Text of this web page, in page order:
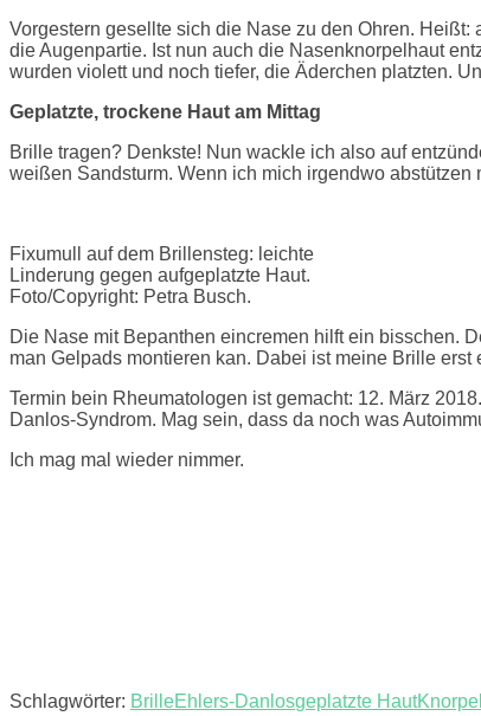
Vorgestern gesellte sich die Nase zu den Ohren.
die Augenpartie. Ist nun auch die Nasenknorpelhaut
wurden violett und noch tiefer, die Äderchen platzten.
Geplatzte, trockene Haut am Mittag
Brille tragen? Denkste! Nun wackle ich also auf
weißen Sandsturm. Wenn ich mich irgendwo
Fixumull auf dem Brillensteg: leichte
Linderung gegen aufgeplatzte Haut.
Foto/Copyright: Petra Busch.
Die Nase mit Bepanthen eincremen hilft ein bisschen.
man Gelpads montieren kan. Dabei ist meine Brille erst
Termin bein Rheumatologen ist gemacht: 12. März
Danlos-Syndrom. Mag sein, dass da noch was
Ich mag mal wieder nimmer.
Schlagwörter: BrilleEhlers-Danlosgeplatzte Haut